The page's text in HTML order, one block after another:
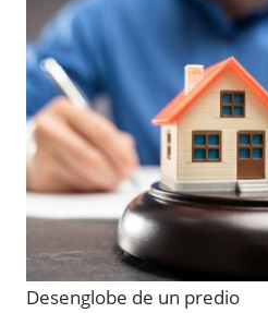
Desenglobe de un predio